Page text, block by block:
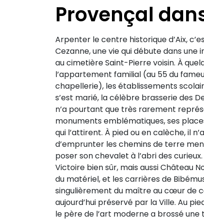
Provençal
Arpenter le centre historique d’Aix,
Cezanne, une vie qui débute dans
au cimetière Saint-Pierre voisin. À
l’appartement familial (au 55 du
chapellerie), les établissements
s’est marié, la célèbre brasserie des
n’a pourtant que très rarement
monuments emblématiques, ses
qui l’attirent. À pied ou en calèche, il
d’emprunter les chemins de terre
poser son chevalet à l’abri des
Victoire bien sûr, mais aussi Château
du matériel, et les carrières de
singulièrement du maître au cœur de
aujourd’hui préservé par la Ville. Au
le père de l’art moderne a brossé